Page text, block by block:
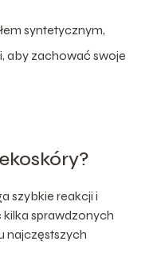
syntetycznym,
aby zachować swoje
szybkie reakcji i
sprawdzonych
najczęstszych